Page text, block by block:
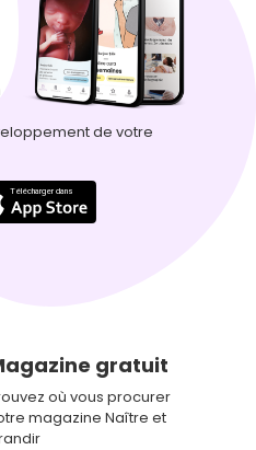
de votre
gratuit
où vous procurer
magazine Naître et